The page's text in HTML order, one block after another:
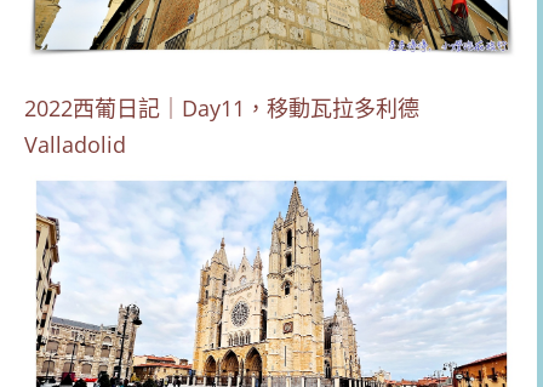
2022西葡日記｜Day11，移動瓦拉多利德
Valladolid